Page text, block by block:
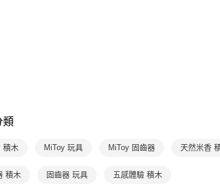
類
積木 MiToy 玩具 MiToy 固齒器 天然米香
積木 固齒器 玩具 五感體驗 積木